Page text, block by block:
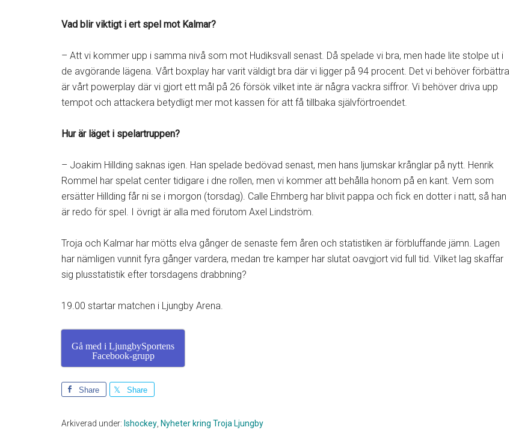
Vad blir viktigt i ert spel mot Kalmar?
– Att vi kommer upp i samma nivå som mot Hudiksvall senast. Då spelade vi bra, men hade lite stolpe ut i
de avgörande lägena. Vårt boxplay har varit väldigt bra där vi ligger på 94 procent. Det vi behöver förbättra
är vårt powerplay där vi gjort ett mål på 26 försök vilket inte är några vackra siffror. Vi behöver driva upp
tempot och attackera betydligt mer mot kassen för att få tillbaka självförtroendet.
Hur är läget i spelartruppen?
– Joakim Hillding saknas igen. Han spelade bedövad senast, men hans ljumskar krånglar på nytt. Henrik
Rommel har spelat center tidigare i dne rollen, men vi kommer att behålla honom på en kant. Vem som
ersätter Hillding får ni se i morgon (torsdag). Calle Ehrnberg har blivit pappa och fick en dotter i natt, så han
är redo för spel. I övrigt är alla med förutom Axel Lindström.
Troja och Kalmar har mötts elva gånger de senaste fem åren och statistiken är förbluffande jämn. Lagen
har nämligen vunnit fyra gånger vardera, medan tre kamper har slutat oavgjort vid full tid. Vilket lag skaffar
sig plusstatistik efter torsdagens drabbning?
19.00 startar matchen i Ljungby Arena.
Gå med i LjungbySportens
Facebook-grupp
Share Share
Arkiverad under: Ishockey, Nyheter kring Troja Ljungby